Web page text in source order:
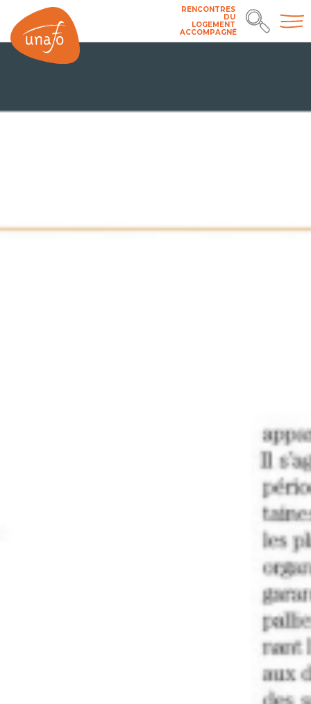
RENCONTRES
DU
LOGEMENT
ACCOMPAGNÉ